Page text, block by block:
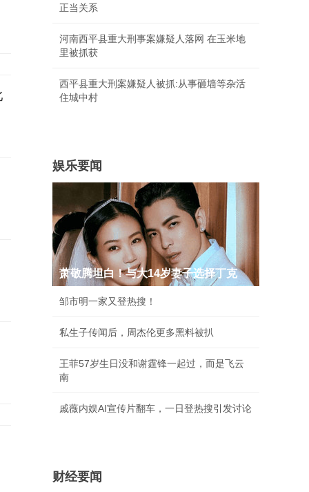
正当关系
河南西平县重大刑事案嫌疑人落网 在玉米地
里被抓获
西平县重大刑案嫌疑人被抓:从事砸墙等杂活
住城中村
娱乐要闻
萧敬腾坦白！与大14岁妻子选择丁克
邹市明一家又登热搜！
私生子传闻后，周杰伦更多黑料被扒
王菲57岁生日没和谢霆锋一起过，而是飞云
南
戚薇内娱AI宣传片翻车，一日登热搜引发讨论
财经要闻